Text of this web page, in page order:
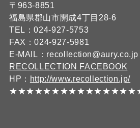
〒963-8851
福島県郡山市開成4丁目28-6
TEL：024-927-5753
FAX：024-927-5981
E-MAIL：recollection@aury.co.jp
RECOLLECTION FACEBOOK
HP： http://www.recollection.jp/